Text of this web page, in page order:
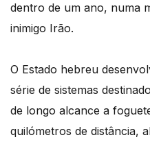
dentro de um ano, numa
inimigo Irão.
O Estado hebreu
série de sistemas
de longo alcance a
quilómetros de distância,